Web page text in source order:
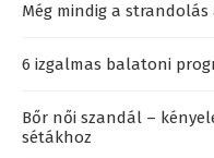
Még mindig a
6 izgalmas balatoni
Bőr női szandál –
sétákhoz